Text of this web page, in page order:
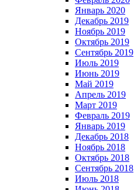
Январь 2020
Декабрь 2019
Ноябрь 2019
Октябрь 2019
Сентябрь 2019
Июль 2019
Июнь 2019
Май 2019
Апрель 2019
Март 2019
Февраль 2019
Январь 2019
Декабрь 2018
Ноябрь 2018
Октябрь 2018
Сентябрь 2018
Июль 2018